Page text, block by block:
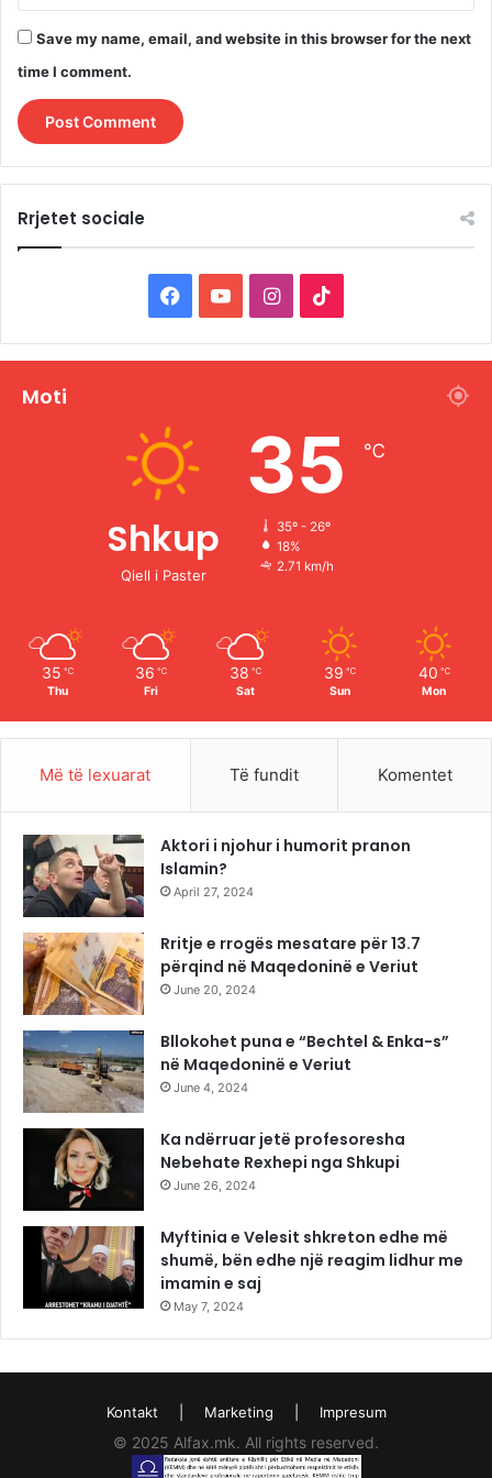
Save my name, email, and website in this browser for the next
time I comment.
Rrjetet sociale
a
b
o
I
n
a
g
r
i
o
Moti
Shkup
Qiell i Paster
35 ℃
35º - 26º
18%
2.71 km/h
35 ℃
Thu
36 ℃
Fri
38 ℃
Sat
39 ℃
Sun
40 ℃
Mon
Më të lexuarat Të fundit Komentet
Aktori i njohur i humorit pranon
Islamin?
April 27, 2024
Rritje e rrogës mesatare për 13.7
përqind në Maqedoninë e Veriut
June 20, 2024
Bllokohet puna e “Bechtel & Enka-s”
në Maqedoninë e Veriut
June 4, 2024
Ka ndërruar jetë profesoresha
Nebehate Rexhepi nga Shkupi
June 26, 2024
Myftinia e Velesit shkreton edhe më
shumë, bën edhe një reagim lidhur me
imamin e saj
May 7, 2024
Kontakt Marketing Impresum
© 2025 Alfax.mk. All rights reserved.